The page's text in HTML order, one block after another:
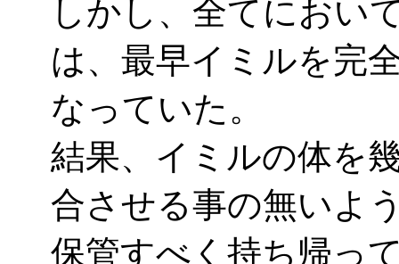
しかし、全てにおい
は、最早イミルを完
なっていた。
結果、イミルの体を
合させる事の無いよ
保管すべく持ち帰っ